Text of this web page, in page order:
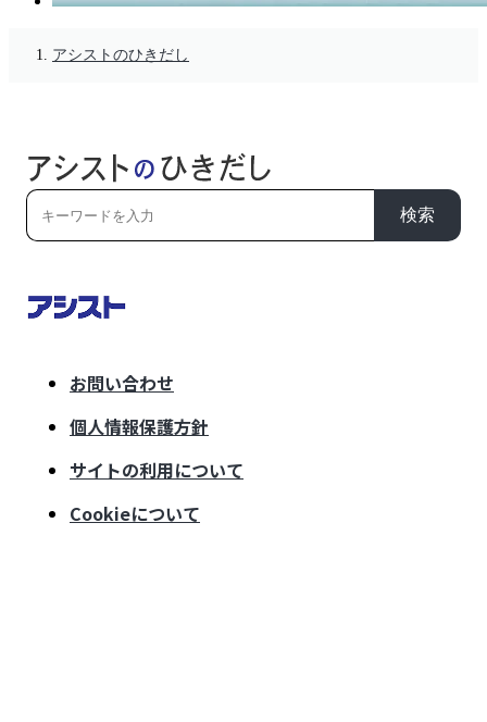
アシストのひきだし
検索
お問い合わせ
個人情報保護方針
サイトの利用について
Cookieについて